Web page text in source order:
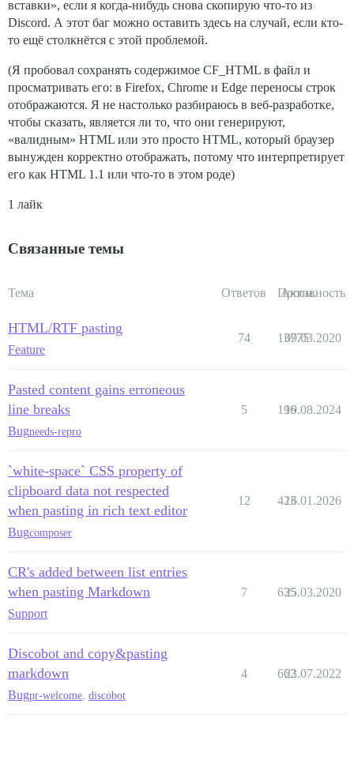
вставки», если я когда-нибудь снова скопирую что-то из
Discord. А этот баг можно оставить здесь на случай, если кто-
то ещё столкнётся с этой проблемой.
(Я пробовал сохранять содержимое CF_HTML в файл и
просматривать его: в Firefox, Chrome и Edge переносы строк
отображаются. Я не настолько разбираюсь в веб-разработке,
чтобы сказать, является ли то, что они генерируют,
«валидным» HTML или это просто HTML, который браузер
вынужден корректно отображать, потому что интерпретирует
его как HTML 1.1 или что-то в этом роде)
1 лайк
Связанные темы
Тема Ответов Просм.
Активность
HTML/RTF pasting
Feature
74 13775
09.03.2020
Pasted content gains erroneous
line breaks
Bugneeds-repro
5 196
19.08.2024
`white-space` CSS property of
clipboard data not respected
when pasting in rich text editor
Bugcomposer
12 423
16.01.2026
CR's added between list entries
when pasting Markdown
Support
7 635
25.03.2020
Discobot and copy&pasting
markdown
Bugpr-welcome discobot
4 662
23.07.2022